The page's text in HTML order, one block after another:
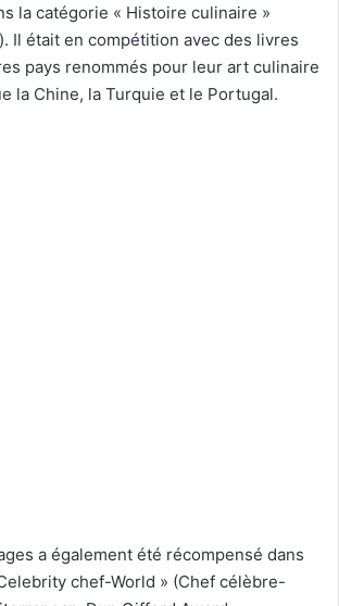
la catégorie « Histoire culinaire »
Il était en compétition avec des livres
pays renommés pour leur art culinaire
la Chine, la Turquie et le Portugal.
a également été récompensé dans
chef-World » (Chef célèbre-